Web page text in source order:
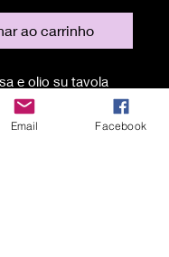
ao carrinho
e olio su tavola
Email Facebook